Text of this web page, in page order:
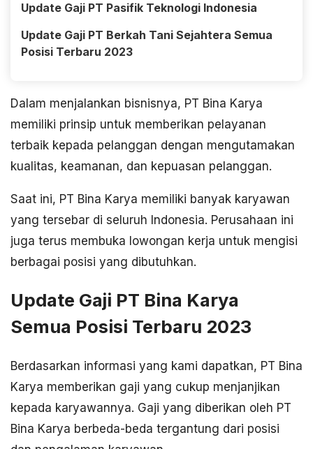
Update Gaji PT Pasifik Teknologi Indonesia
Update Gaji PT Berkah Tani Sejahtera Semua
Posisi Terbaru 2023
Dalam menjalankan bisnisnya, PT Bina Karya
memiliki prinsip untuk memberikan pelayanan
terbaik kepada pelanggan dengan mengutamakan
kualitas, keamanan, dan kepuasan pelanggan.
Saat ini, PT Bina Karya memiliki banyak karyawan
yang tersebar di seluruh Indonesia. Perusahaan ini
juga terus membuka lowongan kerja untuk mengisi
berbagai posisi yang dibutuhkan.
Update Gaji PT Bina Karya
Semua Posisi Terbaru 2023
Berdasarkan informasi yang kami dapatkan, PT Bina
Karya memberikan gaji yang cukup menjanjikan
kepada karyawannya. Gaji yang diberikan oleh PT
Bina Karya berbeda-beda tergantung dari posisi